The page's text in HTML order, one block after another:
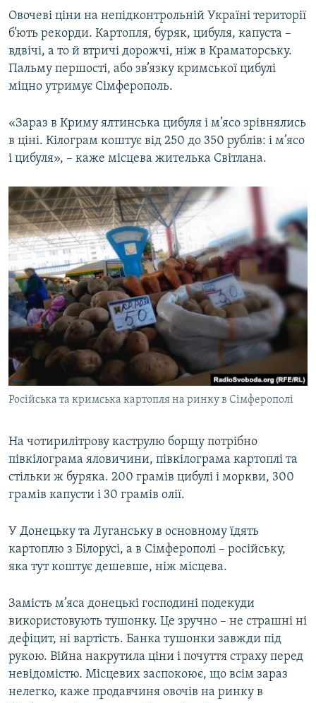
Овочеві ціни на непідконтрольній Україні території
б’ють рекорди. Картопля, буряк, цибуля, капуста –
вдвічі, а то й втричі дорожчі, ніж в Краматорську.
Пальму першості, або зв’язку кримської цибулі
міцно утримує Сімферополь.
«Зараз в Криму ялтинська цибуля і м’ясо зрівнялись
в ціні. Кілограм коштує від 250 до 350 рублів: і м’ясо
і цибуля», – каже місцева жителька Світлана.
Російська та кримська картопля на ринку в Сімферополі
На чотирилітрову каструлю борщу потрібно
півкілограма яловичини, півкілограма картоплі та
стільки ж буряка. 200 грамів цибулі і моркви, 300
грамів капусти і 30 грамів олії.
У Донецьку та Луганську в основному їдять
картоплю з Білорусі, а в Сімферополі – російську,
яка тут коштує дешевше, ніж місцева.
Замість м’яса донецькі господині подекуди
використовують тушонку. Це зручно – не страшні ні
дефіцит, ні вартість. Банка тушонки завжди під
рукою. Війна накрутила ціни і почуття страху перед
невідомістю. Місцевих заспокоює, що всім зараз
нелегко, каже продавчиня овочів на ринку в